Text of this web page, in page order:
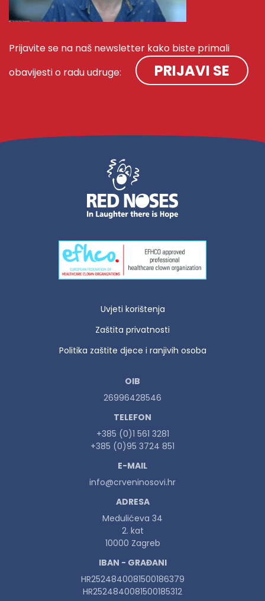
Prijavite se na naš newsletter kako biste primali
obavijesti o radu udruge:
PRIJAVI SE
Uvjeti korištenja
Zaštita privatnosti
Politika zaštite djece i ranjivih osoba
OIB
26996428546
TELEFON
+385 (0)1 561 3281
+385 (0)95 3724 851
E-MAIL
info@crveninosovi.hr
ADRESA
Medulićeva 34
2. kat
10000 Zagreb
IBAN - GRAĐANI
HR2524840081500186379
HR2524840081500185312